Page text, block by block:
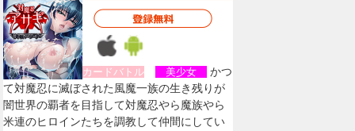
カードバトル 美少女
かつ
て対魔忍に滅ぼされた風魔一族の生き残りが
闇世界の覇者を目指して対魔忍やら魔族やら
米連のヒロインたちを調教して仲間にしてい